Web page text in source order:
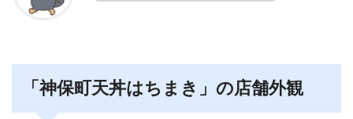
「神保町天丼はちまき」の店舗外観